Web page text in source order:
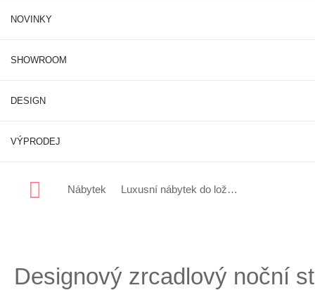
NOVINKY
SHOWROOM
DESIGN
VÝPRODEJ
Nábytek Luxusní nábytek do ložnice
Designový zrcadlový noční